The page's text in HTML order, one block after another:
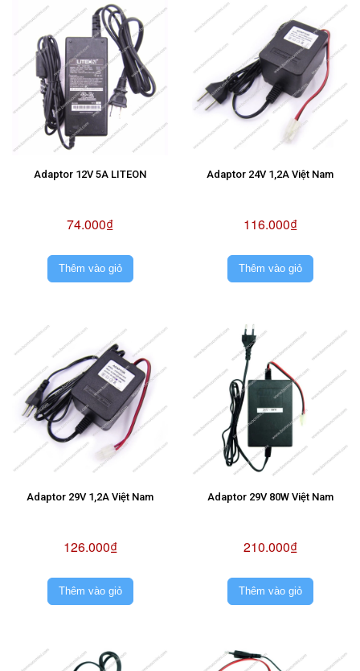
Adaptor 12V 5A LITEON
74.000₫
Thêm vào giỏ
Adaptor 24V 1,2A Việt Nam
116.000₫
Thêm vào giỏ
Adaptor 29V 1,2A Việt Nam
126.000₫
Thêm vào giỏ
Adaptor 29V 80W Việt Nam
210.000₫
Thêm vào giỏ